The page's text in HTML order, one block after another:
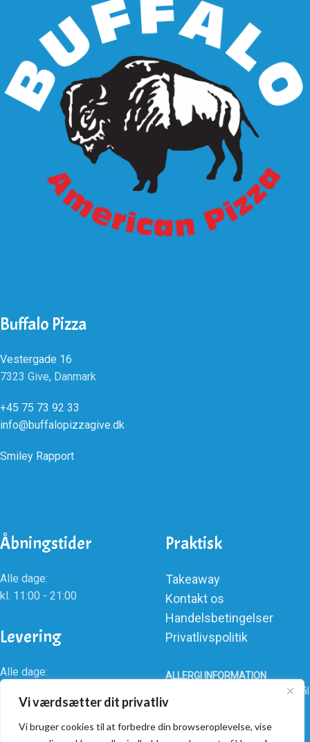
Vi værdsætter dit privatliv
Vi bruger cookies til at forbedre din browseroplevelse, vise
Buffalo Pizza
Vestergade 16
7323 Give, Danmark
+45 75 73 92 33
info@buffalopizzagive.dk
Smiley Rapport
Åbningstider
Alle dage:
kl. 11:00 - 21:00
Levering
Alle dage:
Praktisk
Takeaway
Kontakt os
Handelsbetingelser
Privatlivspolitik
ALLERGI INFORMATION
Kontakt os hvis du har spørgsmål
vedr. allergene ingredienser i
vores retter.